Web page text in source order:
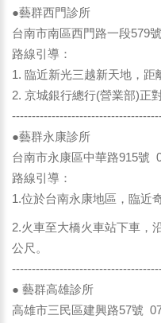
●藝群西門診所
台南市南區西門路一段579
路線引導：
1. 臨近新光三越新天地，距
2. 京城銀行總行(營業部)正
●藝群永康診所
台南市永康區中華路915號
路線引導：
1.位於台南永康地區，臨近
2.火車至大橋火車站下車，
公尺。
● 藝群高雄診所
高雄市三民區建興路57號